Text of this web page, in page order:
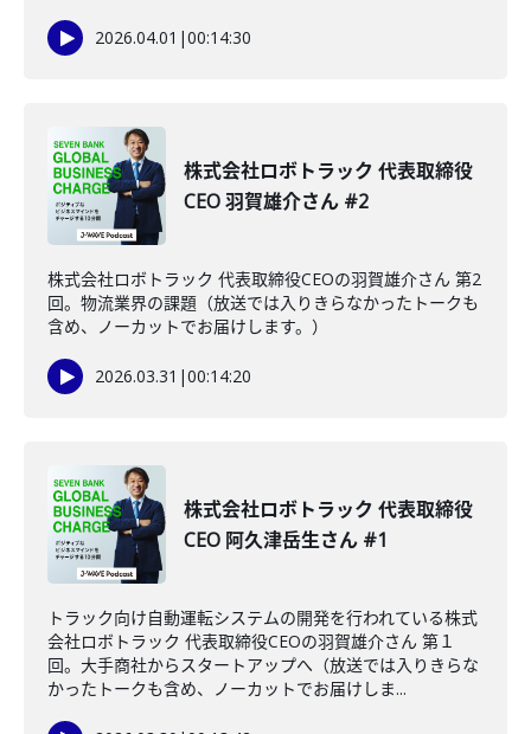
2026.04.01 |00:14:30
株式会社ロボトラック 代表取締役
CEO 羽賀雄介さん #2
株式会社ロボトラック 代表取締役CEOの羽賀雄介さん 第2
回。物流業界の課題（放送では入りきらなかったトークも
含め、ノーカットでお届けします。）
2026.03.31 |00:14:20
株式会社ロボトラック 代表取締役
CEO 阿久津岳生さん #1
トラック向け自動運転システムの開発を行われている株式
会社ロボトラック 代表取締役CEOの羽賀雄介さん 第１
回。大手商社からスタートアップへ（放送では入りきらな
かったトークも含め、ノーカットでお届けしま...